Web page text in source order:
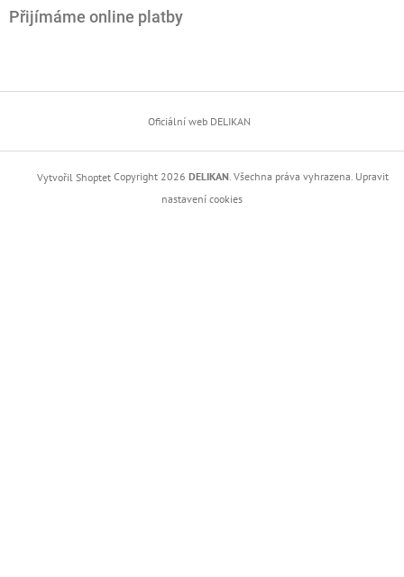
Přijímáme online platby
Oficiální web DELIKAN
Vytvořil Shoptet Copyright 2026 DELIKAN . Všechna práva vyhrazena. Upravit
nastavení cookies